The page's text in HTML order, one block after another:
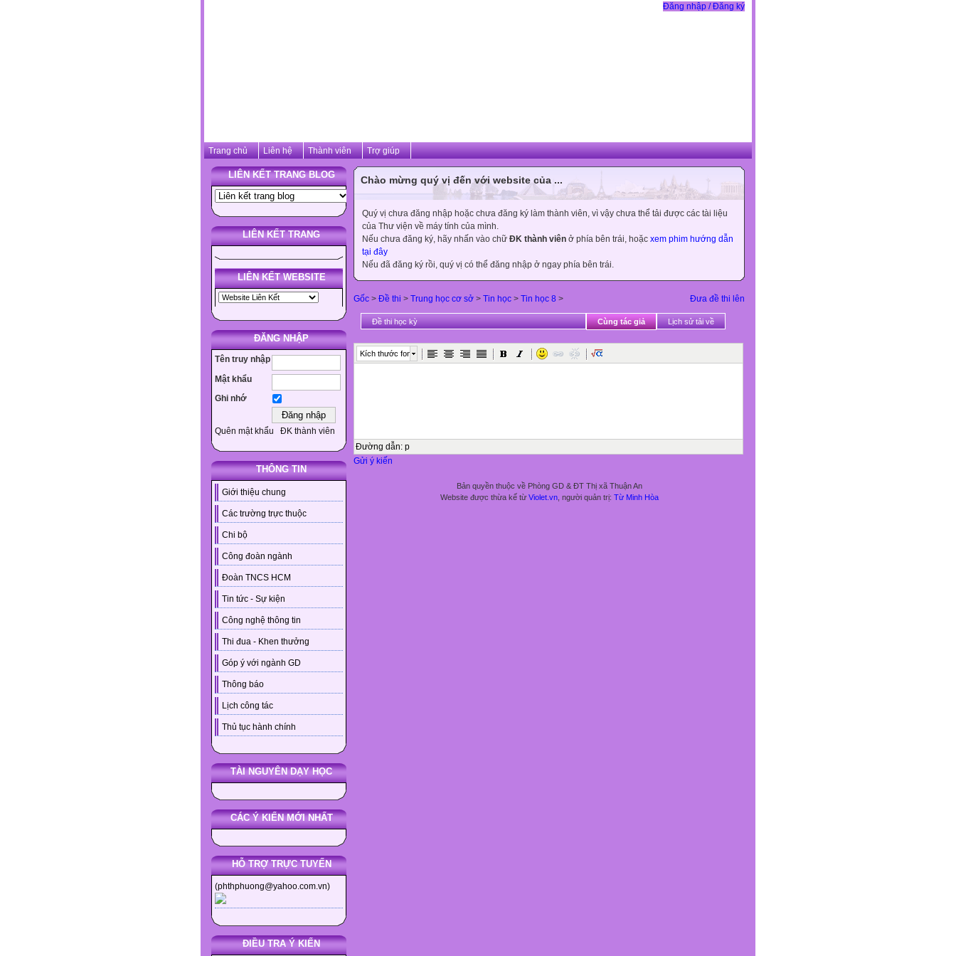
Đăng nhập / Đăng ký
Trang chủ Liên hệ Thành viên Trợ giúp
LIÊN KẾT TRANG BLOG
LIÊN KẾT TRANG
LIÊN KẾT WEBSITE
ĐĂNG NHẬP
Tên truy nhập
Mật khẩu
Ghi nhớ
Quên mật khẩu ĐK thành viên
THÔNG TIN
Giới thiệu chung
Các trường trực thuộc
Chi bộ
Công đoàn ngành
Đoàn TNCS HCM
Tin tức - Sự kiện
Công nghệ thông tin
Thi đua - Khen thưởng
Góp ý với ngành GD
Thông báo
Lịch công tác
Thủ tục hành chính
TÀI NGUYÊN DẠY HỌC
CÁC Ý KIẾN MỚI NHẤT
HỖ TRỢ TRỰC TUYẾN
(phthphuong@yahoo.com.vn)
ĐIỀU TRA Ý KIẾN
Chào mừng quý vị đến với website của ...
Quý vị chưa đăng nhập hoặc chưa đăng ký làm thành viên, vì vậy chưa thể tải được các tài liệu
của Thư viện về máy tính của mình.
Nếu chưa đăng ký, hãy nhấn vào chữ ĐK thành viên ở phía bên trái, hoặc xem phim hướng dẫn
tại đây
Nếu đã đăng ký rồi, quý vị có thể đăng nhập ở ngay phía bên trái.
Đưa đề thi lên
Gốc > Đề thi > Trung học cơ sở > Tin học > Tin học 8 >
Đề thi học kỳ Cùng tác giả Lịch sử tải về
Kích thước font
Đường dẫn: p
Gửi ý kiến
Bản quyền thuộc về Phòng GD & ĐT Thị xã Thuận An
Website được thừa kế từ Violet.vn, người quản trị: Từ Minh Hòa